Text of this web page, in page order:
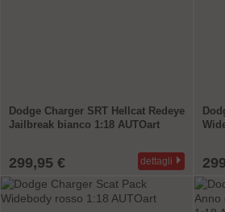
Dodge Charger SRT Hellcat Redeye
Jailbreak bianco 1:18 AUTOart
299,95 € dettagli